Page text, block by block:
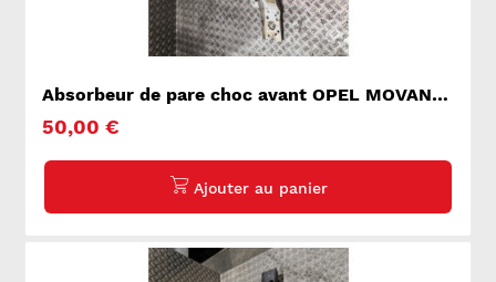
Absorbeur de pare choc avant OPEL MOVANO
50,00 €